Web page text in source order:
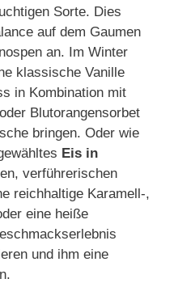
Sorte. Dies
auf dem Gaumen
an. Im Winter
klassische Vanille
in Kombination mit
Blutorangensorbet
bringen. Oder wie
Eis in
verführerischen
reichhaltige Karamell-,
eine heiße
und ihm eine